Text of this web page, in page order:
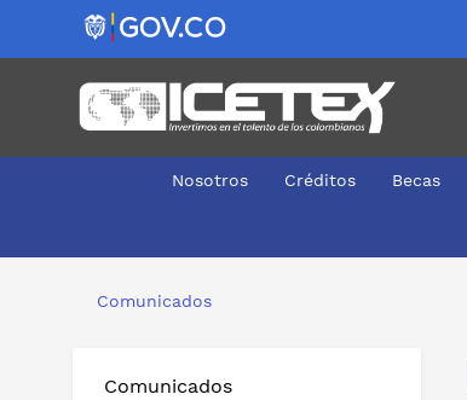
Nosotros Créditos Becas
Comunicados
Comunicados